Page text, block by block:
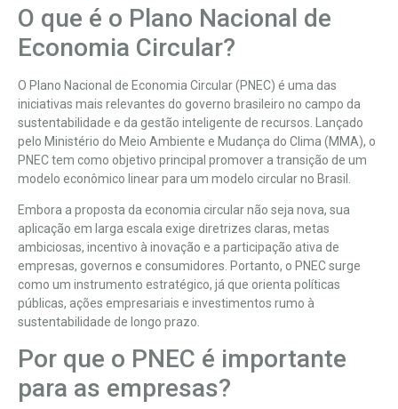
O que é o Plano Nacional de
Economia Circular?
O Plano Nacional de Economia Circular (PNEC) é uma das
iniciativas mais relevantes do governo brasileiro no campo da
sustentabilidade e da gestão inteligente de recursos. Lançado
pelo Ministério do Meio Ambiente e Mudança do Clima (MMA), o
PNEC tem como objetivo principal promover a transição de um
modelo econômico linear para um modelo circular no Brasil.
Embora a proposta da economia circular não seja nova, sua
aplicação em larga escala exige diretrizes claras, metas
ambiciosas, incentivo à inovação e a participação ativa de
empresas, governos e consumidores. Portanto, o PNEC surge
como um instrumento estratégico, já que orienta políticas
públicas, ações empresariais e investimentos rumo à
sustentabilidade de longo prazo.
Por que o PNEC é importante
para as empresas?